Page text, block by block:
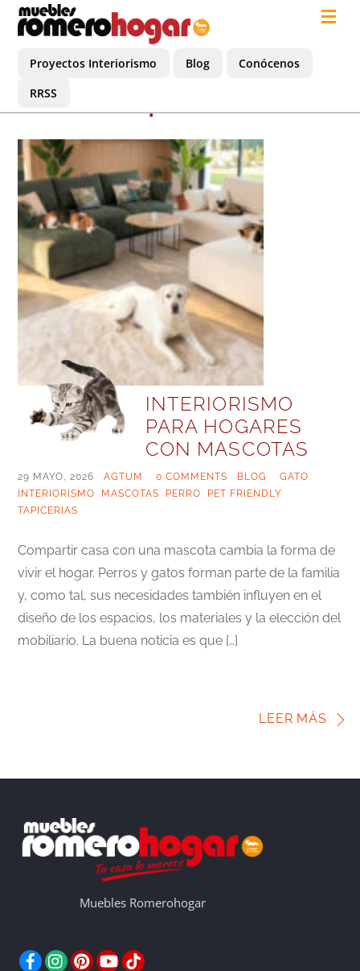
Proyectos Interiorismo Blog
Conócenos
RRSS
INTERIORISMO
PARA HOGARES
CON MASCOTAS
29 MAYO, 2026 AGTUM 0 COMMENTS BLOG GATO
INTERIORISMO
MASCOTAS PERRO PET FRIENDLY
TAPICERIAS
Compartir casa con una mascota cambia la forma de
vivir el hogar. Perros y gatos forman parte de la familia
y, como tal, sus necesidades también influyen en el
diseño de los espacios, los materiales y la elección del
mobiliario. La buena noticia es que […]
LEER MÁS
Muebles Romerohogar
Facebook
Instagram
PinterestYouTube
TikTok